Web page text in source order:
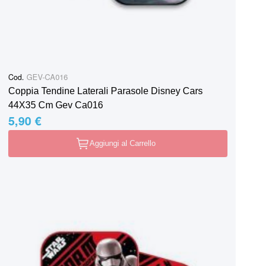
Cod. GEV-CA016
Coppia Tendine Laterali Parasole Disney Cars
44X35 Cm Gev Ca016
5,90 €
Aggiungi al Carrello